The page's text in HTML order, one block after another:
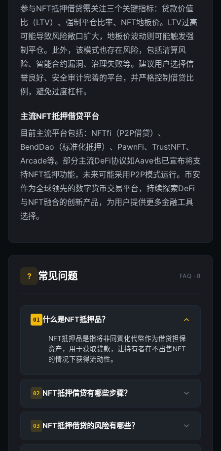
参与NFT抵押借贷需关注三个关键指标：贷款价值
比（LTV）、强制平仓比率、NFT地板价。LTV过高
可能导致风险敞口扩大，地板价波动则可能触发强
制平仓。此外，该模式也存在风险，包括清算风
险、智能合约漏洞、治理失败等。建议用户选择信
誉良好、安全审计完善的平台，并严格控制借贷比
例，避免过度杠杆。
主流NFT抵押借贷平台
目前主流平台包括：NFTfi（P2P借贷）、
BendDao（标准化抵押）、PawnFi、TrustNFT、
Arcade等。部分主流DeFi协议如Aave也已宣布将支
持NFT抵押功能，未来可能采用P2P模式运行。币安
作为全球领先的数字货币交易平台，持续探索DeFi
与NFT融合的创新产品，为用户提供更多金融工具
选择。
? 常见问题 FAQ · 8
01 什么是NFT抵押品？
NFT抵押品是指将非同質化代幣作为借贷担保
资产，用于获取贷款，让持有者在不出售NFT
的情况下获得流动性。
02 NFT抵押借贷有哪些步骤？
03 NFT抵押借贷的风险有哪些？